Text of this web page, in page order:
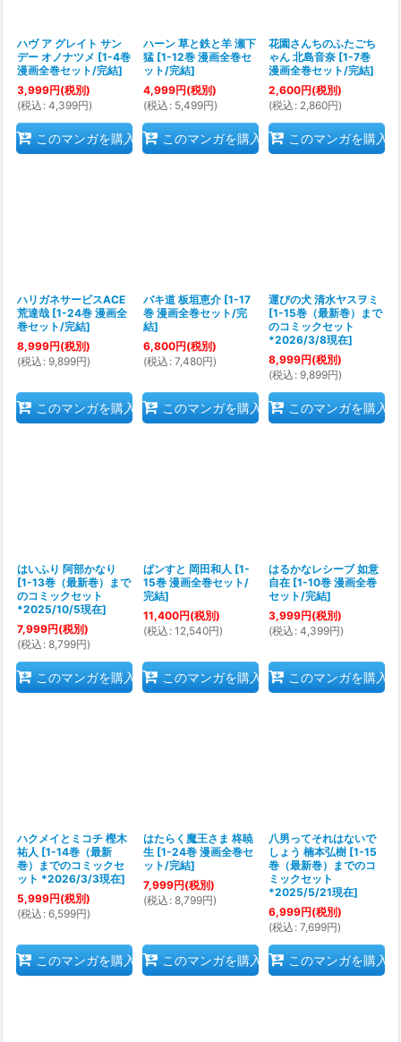
ハヴ ア グレイト サン
デー オノナツメ [1-4巻
漫画全巻セット/完結]
3,999円(税別)
(税込 : 4,399円)
このマンガを購入
ハーン 草と鉄と羊 瀬下
猛 [1-12巻 漫画全巻セ
ット/完結]
4,999円(税別)
(税込 : 5,499円)
このマンガを購入
花園さんちのふたごち
ゃん 北島音奈 [1-7巻
漫画全巻セット/完結]
2,600円(税別)
(税込 : 2,860円)
このマンガを購入
ハリガネサービスACE
荒達哉 [1-24巻 漫画全
巻セット/完結]
8,999円(税別)
(税込 : 9,899円)
このマンガを購入
バキ道 板垣恵介 [1-17
巻 漫画全巻セット/完
結]
6,800円(税別)
(税込 : 7,480円)
このマンガを購入
運びの犬 清水ヤスヲミ
[1-15巻（最新巻）まで
のコミックセット
*2026/3/8現在]
8,999円(税別)
(税込 : 9,899円)
このマンガを購入
はいふり 阿部かなり
[1-13巻（最新巻）まで
のコミックセット
*2025/10/5現在]
7,999円(税別)
(税込 : 8,799円)
このマンガを購入
ぱンすと 岡田和人 [1-
15巻 漫画全巻セット/
完結]
11,400円(税別)
(税込 : 12,540円)
このマンガを購入
はるかなレシーブ 如意
自在 [1-10巻 漫画全巻
セット/完結]
3,999円(税別)
(税込 : 4,399円)
このマンガを購入
ハクメイとミコチ 樫木
祐人 [1-14巻（最新
巻）までのコミックセ
ット *2026/3/3現在]
5,999円(税別)
(税込 : 6,599円)
このマンガを購入
はたらく魔王さま 柊暁
生 [1-24巻 漫画全巻セ
ット/完結]
7,999円(税別)
(税込 : 8,799円)
このマンガを購入
八男ってそれはないで
しょう 楠本弘樹 [1-15
巻（最新巻）までのコ
ミックセット
*2025/5/21現在]
6,999円(税別)
(税込 : 7,699円)
このマンガを購入